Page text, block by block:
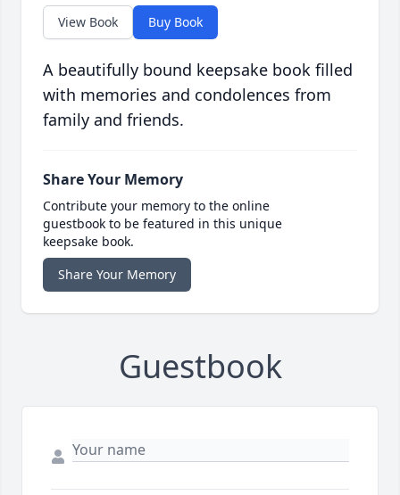
View Book Buy Book
A beautifully bound keepsake book filled
with memories and condolences from
family and friends.
Share Your Memory
Contribute your memory to the online
guestbook to be featured in this unique
keepsake book.
Share Your Memory
Guestbook